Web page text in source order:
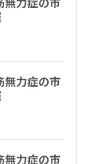
力症の市
力症の市